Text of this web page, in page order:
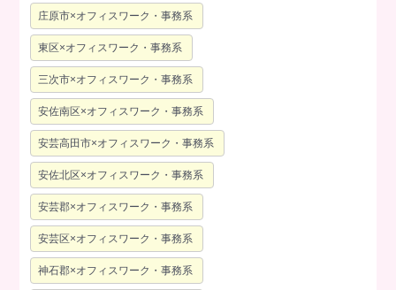
庄原市×オフィスワーク・事務系
東区×オフィスワーク・事務系
三次市×オフィスワーク・事務系
安佐南区×オフィスワーク・事務系
安芸高田市×オフィスワーク・事務系
安佐北区×オフィスワーク・事務系
安芸郡×オフィスワーク・事務系
安芸区×オフィスワーク・事務系
神石郡×オフィスワーク・事務系